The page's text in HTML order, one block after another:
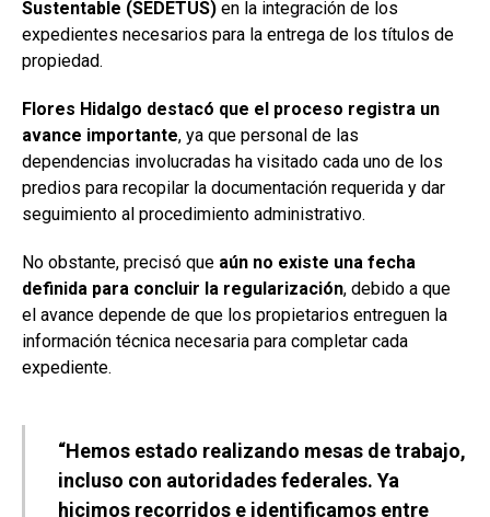
Sustentable (SEDETUS) en la integración de los
expedientes necesarios para la entrega de los títulos de
propiedad.
Flores Hidalgo destacó que el proceso registra un
avance importante, ya que personal de las
dependencias involucradas ha visitado cada uno de los
predios para recopilar la documentación requerida y dar
seguimiento al procedimiento administrativo.
No obstante, precisó que aún no existe una fecha
definida para concluir la regularización, debido a que
el avance depende de que los propietarios entreguen la
información técnica necesaria para completar cada
expediente.
“Hemos estado realizando mesas de trabajo,
incluso con autoridades federales. Ya
hicimos recorridos e identificamos entre